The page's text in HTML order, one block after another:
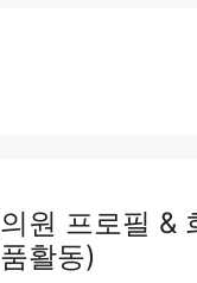
원 프로필 &
활동)